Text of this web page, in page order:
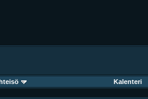
Kalenteri